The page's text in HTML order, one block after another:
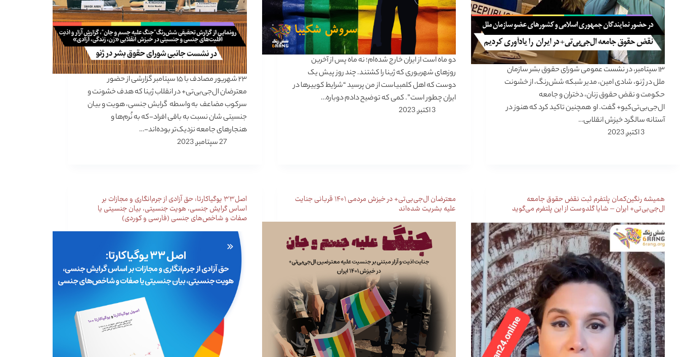
۱۳ سپتامبر، در نشست عمومی شورای حقوق بشر سازمان
ملل در ژنو، شادی امین، مدیر شبکه شش‌رنگ، از خشونت
حکومت و نقض حقوق زنان، دختران و جامعه
ال‌جی‌بی‌تی‌کیو‌+ گفت. او همچنین تاکید کرد که هنوز در
آستانه سالگرد خیزش انقلابی…
3 اکتبر, 2023
دو ماه است از ایران خارج شده‌ام؛ نه ماه پس از آخرین
روزهای شهریوری که ژینا را کشتند. چند روز پیش یک
دوست که اهل کلمبیاست از من پرسید “شرایط کوییرها در
ایران چطور است”. کمی که توضیح دادم دوباره…
3 اکتبر, 2023
۲۳ شهریور مصادف با ۱۵ سپتامبر گزارشی از حضور
معترضان ال‌جی‌بی‌تی+ در انقلاب ژینا که هدف خشونت و
سرکوب مضاعف به واسطه گرایش جنسی، هویت و بیان
جنسیتی شان نسبت به باقی افراد-که به نُرم‌ها و
هنجارهای جامعه نزدیک‌تر بوده‌اند-…
27 سپتامبر, 2023
همیشه رنگین‌کمان پلتفرم ثبت نقض حقوق جامعه
ال‌جی‌بی‌تی+ ایران – شایا گلدوست از این پلتفرم می‌گوید
معترضان ال‌جی‌بی‌تی+ در خیزش مردمی ۱۴۰۱ قربانی جنایت
علیه بشریت شده‌اند
اصل۳۳ یوگیاکارتا: حق آزادی از جرم‌انگاری و مجازات بر
اساس گرایش جنسی،‌ هویت جنسیتی، بیان جنسیتی یا
صفات و شاخص‌های جنسی (فارسی و کوردی)